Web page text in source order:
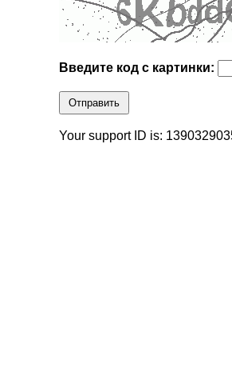
Введите код с картинки:
Отправить
Your support ID is: